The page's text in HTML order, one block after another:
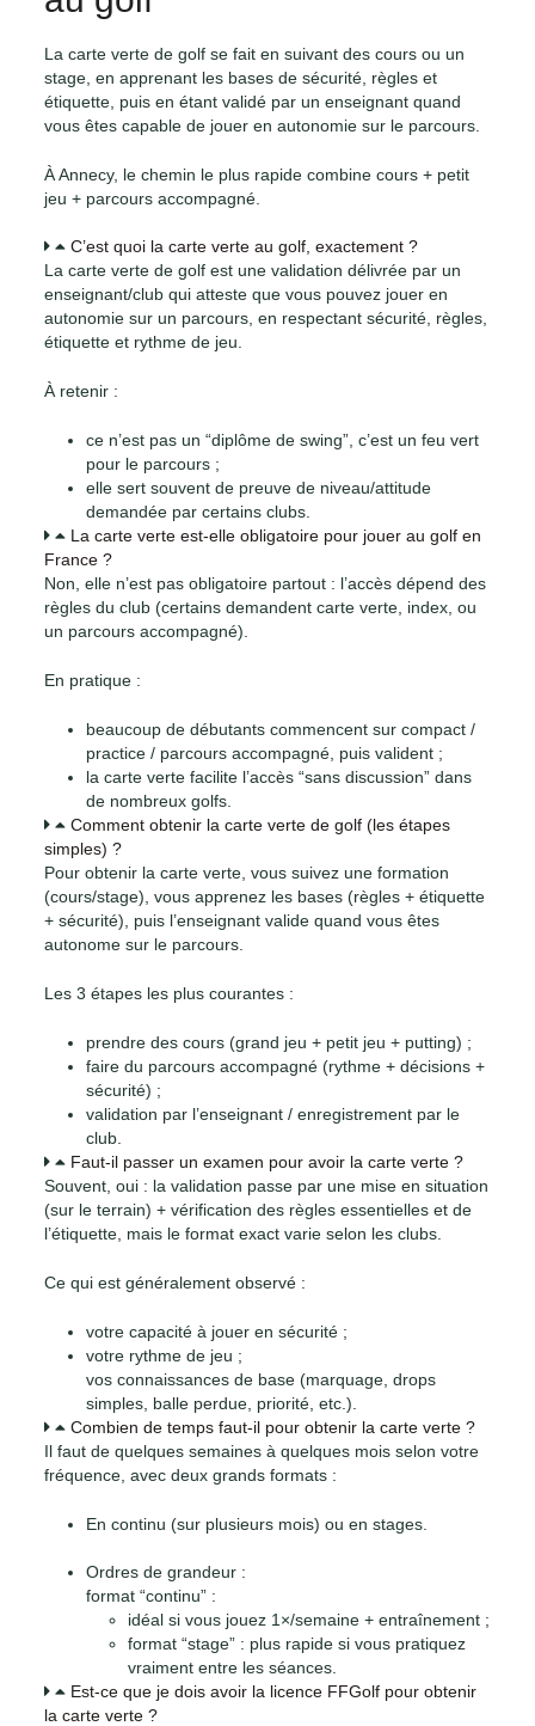
La carte verte de golf se fait en suivant des cours ou un
stage, en apprenant les bases de sécurité, règles et
étiquette, puis en étant validé par un enseignant quand
vous êtes capable de jouer en autonomie sur le parcours.
À Annecy, le chemin le plus rapide combine cours + petit
jeu + parcours accompagné.
C’est quoi la carte verte au golf, exactement ?
La carte verte de golf est une validation délivrée par un
enseignant/club qui atteste que vous pouvez jouer en
autonomie sur un parcours, en respectant sécurité, règles,
étiquette et rythme de jeu.
À retenir :
ce n’est pas un “diplôme de swing”, c’est un feu vert
pour le parcours ;
elle sert souvent de preuve de niveau/attitude
demandée par certains clubs.
La carte verte est-elle obligatoire pour jouer au golf en
France ?
Non, elle n’est pas obligatoire partout : l’accès dépend des
règles du club (certains demandent carte verte, index, ou
un parcours accompagné).
En pratique :
beaucoup de débutants commencent sur compact /
practice / parcours accompagné, puis valident ;
la carte verte facilite l’accès “sans discussion” dans
de nombreux golfs.
Comment obtenir la carte verte de golf (les étapes
simples) ?
Pour obtenir la carte verte, vous suivez une formation
(cours/stage), vous apprenez les bases (règles + étiquette
+ sécurité), puis l’enseignant valide quand vous êtes
autonome sur le parcours.
Les 3 étapes les plus courantes :
prendre des cours (grand jeu + petit jeu + putting) ;
faire du parcours accompagné (rythme + décisions +
sécurité) ;
validation par l’enseignant / enregistrement par le
club.
Faut-il passer un examen pour avoir la carte verte ?
Souvent, oui : la validation passe par une mise en situation
(sur le terrain) + vérification des règles essentielles et de
l’étiquette, mais le format exact varie selon les clubs.
Ce qui est généralement observé :
votre capacité à jouer en sécurité ;
votre rythme de jeu ;
vos connaissances de base (marquage, drops
simples, balle perdue, priorité, etc.).
Combien de temps faut-il pour obtenir la carte verte ?
Il faut de quelques semaines à quelques mois selon votre
fréquence, avec deux grands formats :
En continu (sur plusieurs mois) ou en stages.
Ordres de grandeur :
format “continu” :
idéal si vous jouez 1×/semaine + entraînement ;
format “stage” : plus rapide si vous pratiquez
vraiment entre les séances.
Est-ce que je dois avoir la licence FFGolf pour obtenir
la carte verte ?